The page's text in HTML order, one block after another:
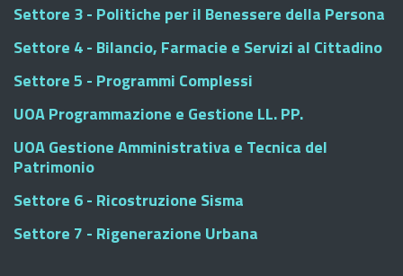
Settore 3 - Politiche per il Benessere della Persona
Settore 4 - Bilancio, Farmacie e Servizi al Cittadino
Settore 5 - Programmi Complessi
UOA Programmazione e Gestione LL. PP.
UOA Gestione Amministrativa e Tecnica del
Patrimonio
Settore 6 - Ricostruzione Sisma
Settore 7 - Rigenerazione Urbana